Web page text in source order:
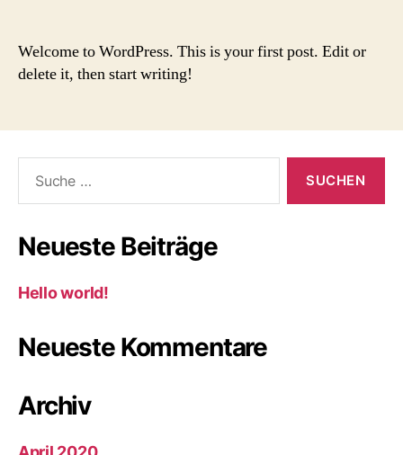
Welcome to WordPress. This is your first post. Edit or
delete it, then start writing!
nach:
Neueste Beiträge
Hello world!
Neueste Kommentare
Archiv